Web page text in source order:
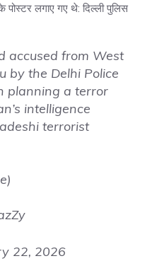
पोस्टर लगाए गए थे: दिल्ली पुलिस
accused from West
by the Delhi Police
planning a terror
intelligence
terrorist
22, 2026